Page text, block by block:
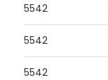
5542
5542
5542